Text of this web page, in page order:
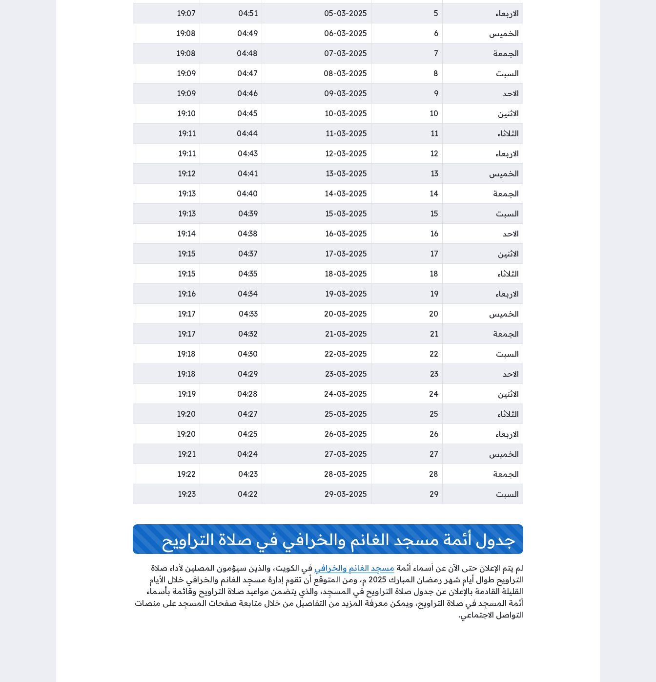
الاربعاء 5
05-03-2025
04:51
19:07
الخميس 6
06-03-2025
04:49
19:08
الجمعة 7
07-03-2025
04:48
19:08
السبت 8
08-03-2025
04:47
19:09
الاحد 9
09-03-2025
04:46
19:09
الاثنين 10
10-03-2025
04:45
19:10
الثلاثاء 11
11-03-2025
04:44
19:11
الاربعاء 12
12-03-2025
04:43
19:11
الخميس 13
13-03-2025
04:41
19:12
الجمعة 14
14-03-2025
04:40
19:13
السبت 15
15-03-2025
04:39
19:13
الاحد 16
16-03-2025
04:38
19:14
الاثنين 17
17-03-2025
04:37
19:15
الثلاثاء 18
18-03-2025
04:35
19:15
الاربعاء 19
19-03-2025
04:34
19:16
الخميس 20
20-03-2025
04:33
19:17
الجمعة 21
21-03-2025
04:32
19:17
السبت 22
22-03-2025
04:30
19:18
الاحد 23
23-03-2025
04:29
19:18
الاثنين 24
24-03-2025
04:28
19:19
الثلاثاء 25
25-03-2025
04:27
19:20
الاربعاء 26
26-03-2025
04:25
19:20
الخميس 27
27-03-2025
04:24
19:21
الجمعة 28
28-03-2025
04:23
19:22
السبت 29
29-03-2025
04:22
19:23
جدول أئمة مسجد الغانم والخرافي في صلاة التراويح
لم يتم الإعلان حتى الآن عن أسماء أئمة مسجِد الغانم والخرافي في الكويت، والذين سيؤمون المصلين لأداء صلاة
التراويح طوال أيام شهر رمضان المبارك 2025 م، ومن المتوقع أن تقوم إدارة مسجِد الغانم والخرافي خلال الأيام
القليلة القادمة بالإعلان عن جدول صلاة التراويح في المسجِد، والذي يتضمن مواعيد صلاة التراويح وقائمة بأسماء
أئمة المسجِد في صلاة التراويح، ويمكن معرفة المزيد من التفاصيل من خلال متابعة صفحات المسجِد على منصات
التواصل الاجتماعي.